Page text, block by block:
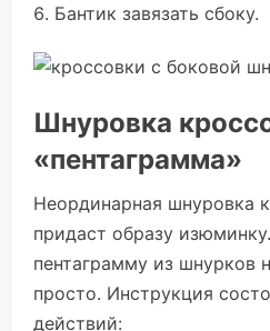
Бантик завязать сбоку.
Шнуровка
«пентаграмма»
Неординарная шнуровка
придаст образу
пентаграмму из шнурков
просто. Инструкция
действий: